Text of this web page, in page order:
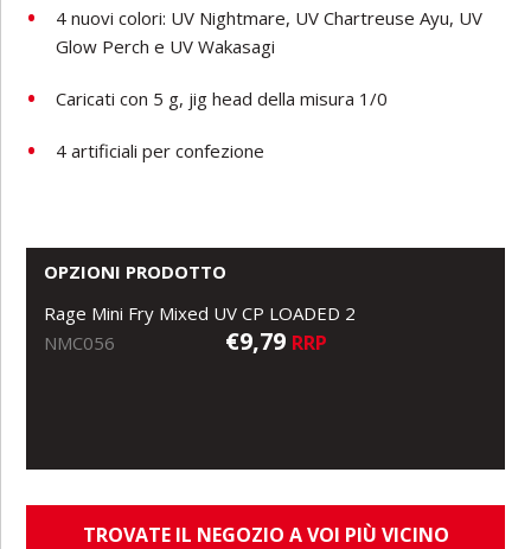
4 nuovi colori: UV Nightmare, UV Chartreuse Ayu, UV
Glow Perch e UV Wakasagi
Caricati con 5 g, jig head della misura 1/0
4 artificiali per confezione
OPZIONI PRODOTTO
Rage Mini Fry Mixed UV CP LOADED 2
NMC056
€9,79 RRP
TROVATE IL NEGOZIO A VOI PIÙ VICINO